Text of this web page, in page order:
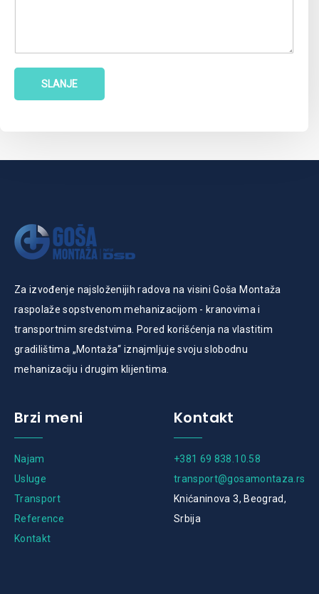
SLANJE
Za izvođenje najsloženijih radova na visini Goša Montaža
raspolaže sopstvenom mehanizacijom - kranovima i
transportnim sredstvima. Pored korišćenja na vlastitim
gradilištima „Montaža“ iznajmljuje svoju slobodnu
mehanizaciju i drugim klijentima.
Brzi meni
Najam
Usluge
Transport
Reference
Kontakt
Kontakt
+381 69 838.10.58
transport@gosamontaza.rs
Knićaninova 3, Beograd,
Srbija